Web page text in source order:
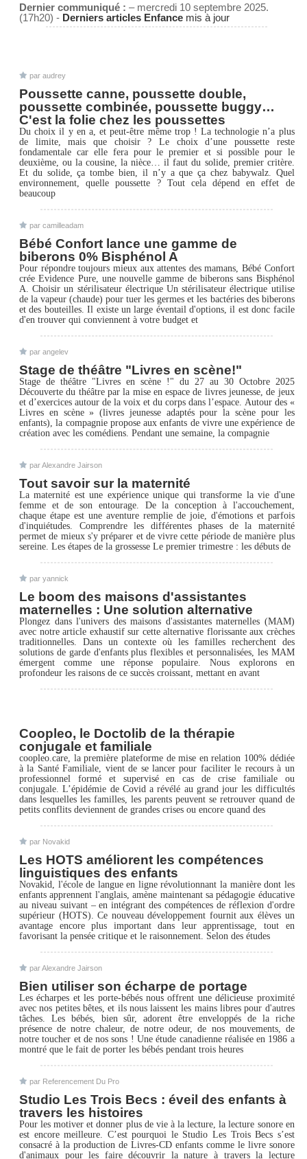
Dernier communiqué : – mercredi 10 septembre 2025.
(17h20) - Derniers articles Enfance mis à jour
par audrey
Poussette canne, poussette double,
poussette combinée, poussette buggy…
C'est la folie chez les poussettes
Du choix il y en a, et peut-être même trop ! La technologie n’a plus
de limite, mais que choisir ? Le choix d’une poussette reste
fondamentale car elle fera pour le premier et si possible pour le
deuxième, ou la cousine, la nièce… il faut du solide, premier critère.
Et du solide, ça tombe bien, il n’y a que ça chez babywalz. Quel
environnement, quelle poussette ? Tout cela dépend en effet de
beaucoup
par camilleadam
Bébé Confort lance une gamme de
biberons 0% Bisphénol A
Pour répondre toujours mieux aux attentes des mamans, Bébé Confort
crée Evidence Pure, une nouvelle gamme de biberons sans Bisphénol
A. Choisir un stérilisateur électrique Un stérilisateur électrique utilise
de la vapeur (chaude) pour tuer les germes et les bactéries des biberons
et des bouteilles. Il existe un large éventail d'options, il est donc facile
d'en trouver qui conviennent à votre budget et
par angelev
Stage de théâtre "Livres en scène!"
Stage de théâtre "Livres en scène !" du 27 au 30 Octobre 2025
Découverte du théâtre par la mise en espace de livres jeunesse, de jeux
et d’exercices autour de la voix et du corps dans l’espace. Autour des «
Livres en scène » (livres jeunesse adaptés pour la scène pour les
enfants), la compagnie propose aux enfants de vivre une expérience de
création avec les comédiens. Pendant une semaine, la compagnie
par Alexandre Jairson
Tout savoir sur la maternité
La maternité est une expérience unique qui transforme la vie d'une
femme et de son entourage. De la conception à l'accouchement,
chaque étape est une aventure remplie de joie, d'émotions et parfois
d'inquiétudes. Comprendre les différentes phases de la maternité
permet de mieux s'y préparer et de vivre cette période de manière plus
sereine. Les étapes de la grossesse Le premier trimestre : les débuts de
par yannick
Le boom des maisons d'assistantes
maternelles : Une solution alternative
Plongez dans l'univers des maisons d'assistantes maternelles (MAM)
avec notre article exhaustif sur cette alternative florissante aux crèches
traditionnelles. Dans un contexte où les familles recherchent des
solutions de garde d'enfants plus flexibles et personnalisées, les MAM
émergent comme une réponse populaire. Nous explorons en
profondeur les raisons de ce succès croissant, mettant en avant
Coopleo, le Doctolib de la thérapie
conjugale et familiale
coopleo.care, la première plateforme de mise en relation 100% dédiée
à la Santé Familiale, vient de se lancer pour faciliter le recours à un
professionnel formé et supervisé en cas de crise familiale ou
conjugale. L’épidémie de Covid a révélé au grand jour les difficultés
dans lesquelles les familles, les parents peuvent se retrouver quand de
petits conflits deviennent de grandes crises ou encore quand des
par Novakid
Les HOTS améliorent les compétences
linguistiques des enfants
Novakid, l'école de langue en ligne révolutionnant la manière dont les
enfants apprennent l'anglais, amène maintenant sa pédagogie éducative
au niveau suivant – en intégrant des compétences de réflexion d'ordre
supérieur (HOTS). Ce nouveau développement fournit aux élèves un
avantage encore plus important dans leur apprentissage, tout en
favorisant la pensée critique et le raisonnement. Selon des études
par Alexandre Jairson
Bien utiliser son écharpe de portage
Les écharpes et les porte-bébés nous offrent une délicieuse proximité
avec nos petites bêtes, et ils nous laissent les mains libres pour d'autres
tâches. Les bébés, bien sûr, adorent être enveloppés de la riche
présence de notre chaleur, de notre odeur, de nos mouvements, de
notre toucher et de nos sons ! Une étude canadienne réalisée en 1986 a
montré que le fait de porter les bébés pendant trois heures
par Referencement Du Pro
Studio Les Trois Becs : éveil des enfants à
travers les histoires
Pour les motiver et donner plus de vie à la lecture, la lecture sonore en
est encore meilleure. C’est pourquoi le Studio Les Trois Becs s’est
consacré à la production de Livres-CD enfants comme le livre sonore
d'animaux pour les faire découvrir la nature à travers la lecture